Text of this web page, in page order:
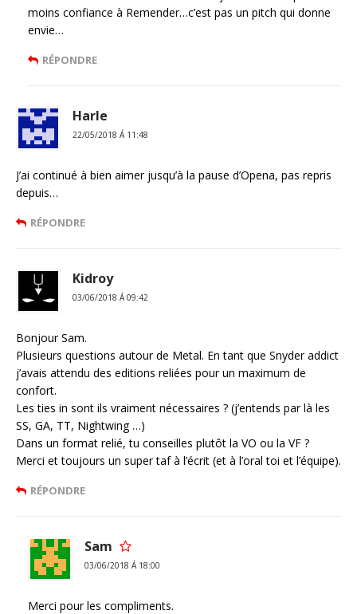
moins confiance à Remender…c’est pas un pitch qui donne
envie…
RÉPONDRE
Harle
22/05/2018 Á 11:48
J’ai continué à bien aimer jusqu’à la pause d’Opena, pas repris
depuis…
RÉPONDRE
Kidroy
03/06/2018 Á 09:42
Bonjour Sam.
Plusieurs questions autour de Metal. En tant que Snyder addict
j’avais attendu des editions reliées pour un maximum de
confort.
Les ties in sont ils vraiment nécessaires ? (j’entends par là les
SS, GA, TT, Nightwing …)
Dans un format relié, tu conseilles plutôt la VO ou la VF ?
Merci et toujours un super taf à l’écrit (et à l’oral toi et l’équipe).
RÉPONDRE
Sam
03/06/2018 Á 18:00
Merci pour les compliments.